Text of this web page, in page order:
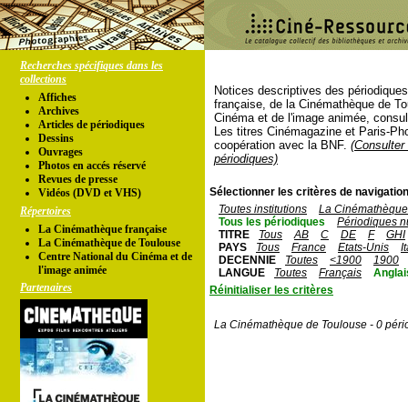
Recherches spécifiques dans les
collections
Affiches
Archives
Articles de périodiques
Dessins
Ouvrages
Photos en accés réservé
Revues de presse
Vidéos (DVD et VHS)
Répertoires
La Cinémathèque française
La Cinémathèque de Toulouse
Centre National du Cinéma et de
l'image animée
Partenaires
Notices descriptives des
française, de la Cinémathèque de
Cinéma et de l'image animée,
Les titres Cinémagazine et Paris-
coopération avec la BNF.
périodiques)
Sélectionner les critères de
Toutes institutions
La
Tous les périodiques
Périodiques
TITRE
Tous AB C DE F
GHI
PAYS
Tous France Etats-Unis
DECENNIE
Toutes <1900
1900
LANGUE
Toutes Français
Réinitialiser les critères
La Cinémathèque de Toulouse - 0